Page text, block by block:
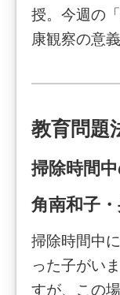
授。今週の
康観察の意
教育問題
掃除時間
角南和子
掃除時間中
った子がい
すが、この